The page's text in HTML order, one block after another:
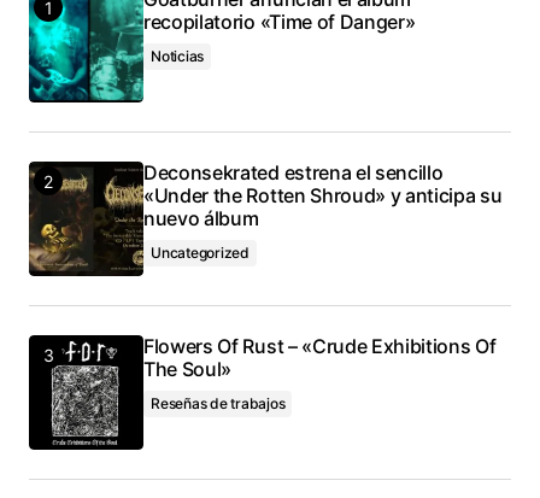
recopilatorio «Time of Danger»
Noticias
Deconsekrated estrena el sencillo
«Under the Rotten Shroud» y anticipa su
nuevo álbum
Uncategorized
Flowers Of Rust – «Crude Exhibitions Of
The Soul»
Reseñas de trabajos